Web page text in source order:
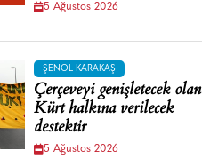
5 Ağustos 2026
ŞENOL KARAKAŞ
Çerçeveyi genişletecek olan
Kürt halkına verilecek
destektir
5 Ağustos 2026